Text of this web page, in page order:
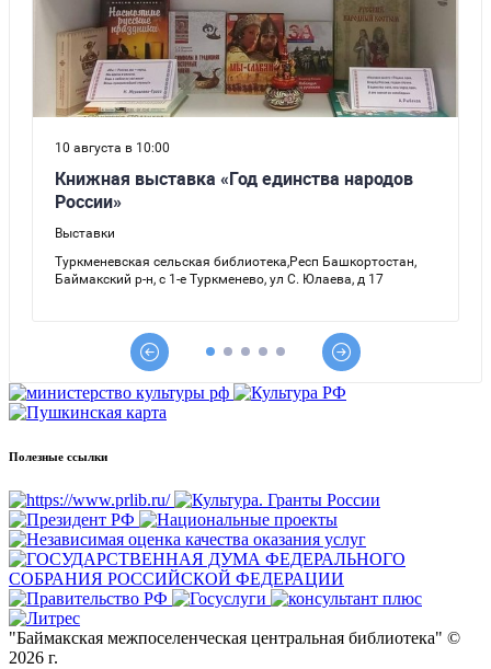
Полезные ссылки
"Баймакская межпоселенческая центральная библиотека" ©
2026 г.